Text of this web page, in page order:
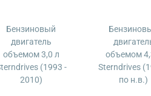
Бензиновый
двигатель
объемом 3,0 л
(1993 -
2010)
объемом
Sterndrives
по н.в.)